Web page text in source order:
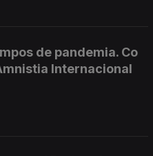
de pandemia. Co
Internacional